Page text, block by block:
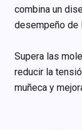
combina un
desempeño de
Supera las
reducir la
muñeca y